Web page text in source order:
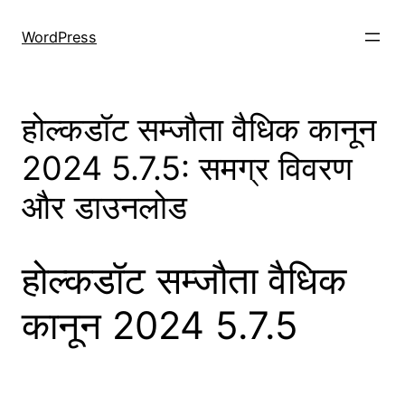
WordPress
होल्कडॉट सम्जौता वैधिक कानून
2024 5.7.5: समग्र विवरण
और डाउनलोड
होल्कडॉट सम्जौता वैधिक
कानून 2024 5.7.5